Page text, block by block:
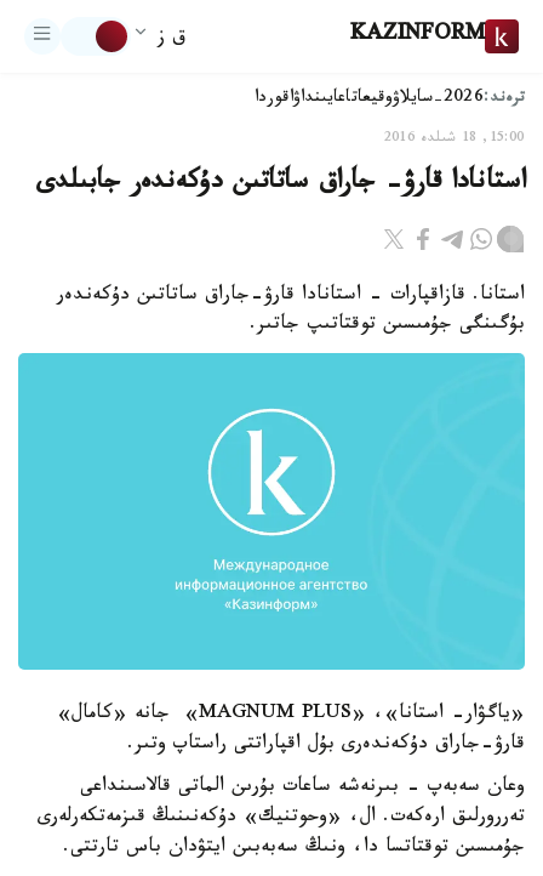
KAZINFORM ق ز
ترەند:2026-سايلاۋ وقيعاتاعايىنداۋاقوردا
15:00, 18 شىلدە 2016
استانادا قارۋ- جاراق ساتاتىن دۇكەندەر جابىلدى
استانا. قازاقپارات - استانادا قارۋ-جاراق ساتاتىن دۇكەندەر
بۇگىنگى جۇمىسىن توقتاتىپ جاتىر.
«ياگۋار- استانا»، «MAGNUM PLUS» جانە «كامال»
قارۋ-جاراق دۇكەندەرى بۇل اقپاراتتى راستاپ وتىر.
وعان سەبەپ - بىرنەشە ساعات بۇرىن الماتى قالاسىنداعى
تەررورلىق ارەكەت. ال، «وحوتنيك» دۇكەنىنىڭ قىزمەتكەرلەرى
جۇمىسىن توقتاتسا دا، ونىڭ سەبەبىن ايتۋدان باس تارتتى.